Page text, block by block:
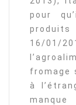
pour
produits
16/01/
fromage
à